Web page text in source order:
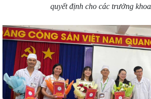
quyết định cho các trưởng